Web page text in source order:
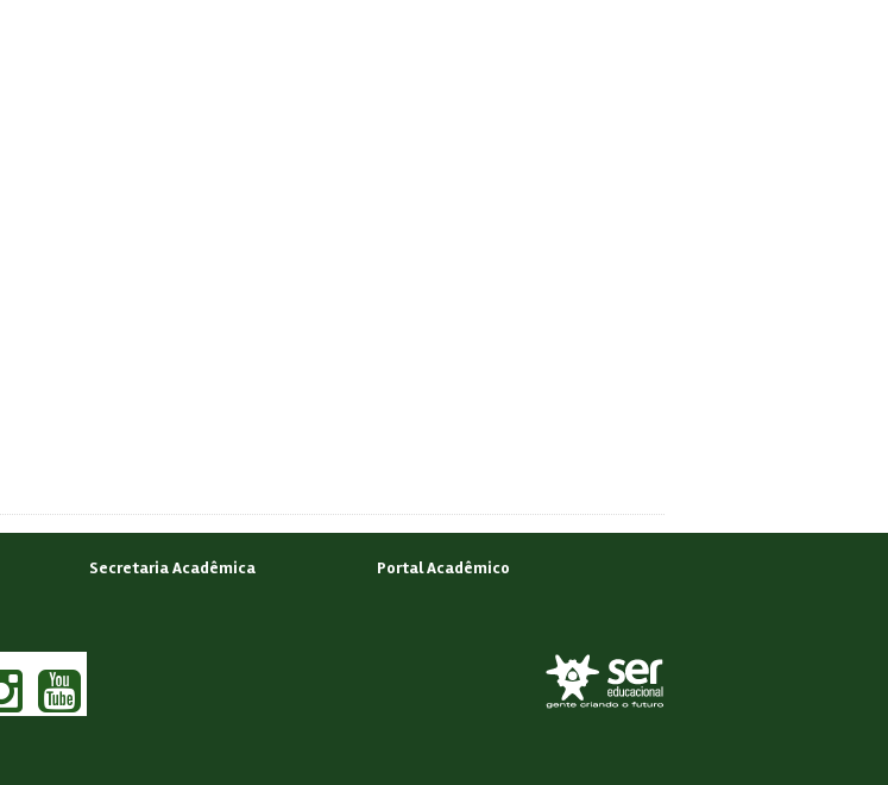
Secretaria Acadêmica
Portal Acadêmico